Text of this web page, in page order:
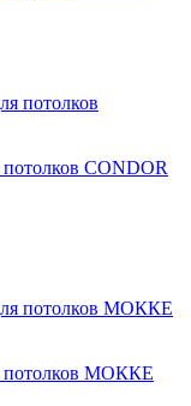
потолков CONDOR
потолков МОККЕ